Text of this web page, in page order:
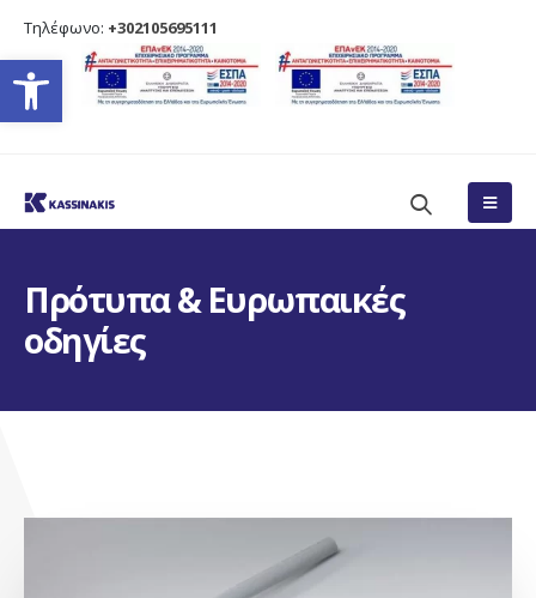
Ανοίξτε τη γραμμή
Τηλέφωνο: +302105695111
Πρότυπα & Ευρωπαικές
οδηγίες